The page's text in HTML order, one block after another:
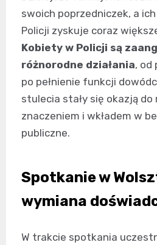
swoich poprzedniczek, a
Policji zyskuje coraz
Kobiety w Policji są
różnorodne działania, od
po pełnienie funkcji
stulecia stały się okazją do
znaczeniem i wkładem w
publiczne.
Spotkanie w
wymiana
W trakcie spotkania